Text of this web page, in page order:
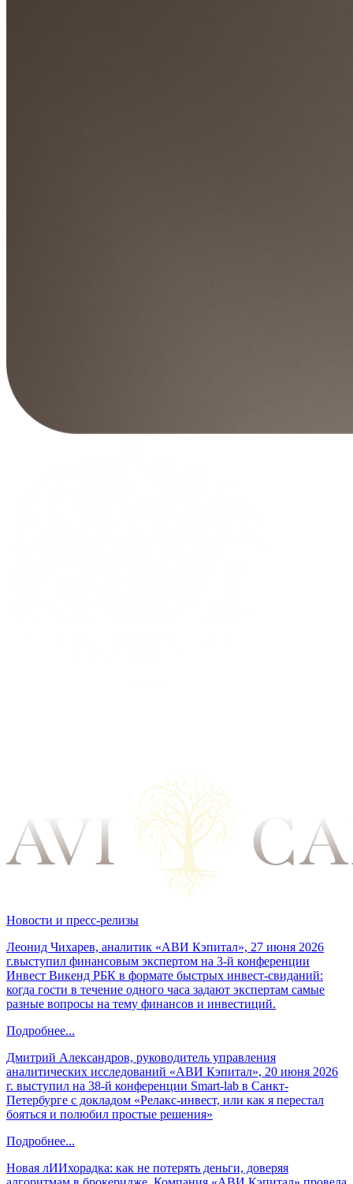
Новости и пресс-релизы
Леонид Чихарев, аналитик «АВИ Кэпитал», 27 июня 2026
г.выступил финансовым экспертом на 3-й конференции
Инвест Викенд РБК в формате быстрых инвест-свиданий:
когда гости в течение одного часа задают экспертам самые
разные вопросы на тему финансов и инвестиций.
Подробнее...
Дмитрий Александров, руководитель управления
аналитических исследований «АВИ Кэпитал», 20 июня 2026
г. выступил на 38-й конференции Smart-lab в Санкт-
Петербурге с докладом «Релакс-инвест, или как я перестал
бояться и полюбил простые решения»
Подробнее...
Новая лИИхорадка: как не потерять деньги, доверяя